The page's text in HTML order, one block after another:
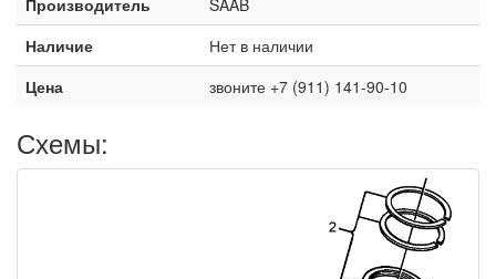
Наличие
Нет в наличии
Цена
звоните +7 (911) 141-90-10
Схемы: